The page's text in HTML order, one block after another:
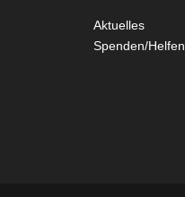
Aktuelles
Spenden/Helfen